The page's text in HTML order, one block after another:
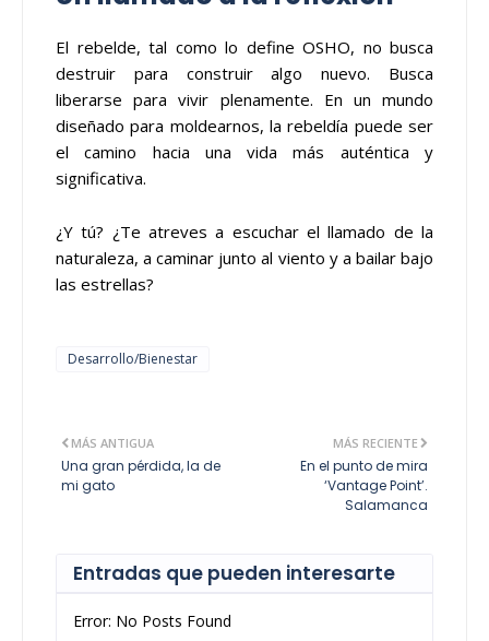
El rebelde, tal como lo define OSHO, no busca
destruir para construir algo nuevo. Busca
liberarse para vivir plenamente. En un mundo
diseñado para moldearnos, la rebeldía puede ser
el camino hacia una vida más auténtica y
significativa.
¿Y tú? ¿Te atreves a escuchar el llamado de la
naturaleza, a caminar junto al viento y a bailar bajo
las estrellas?
Desarrollo/Bienestar
MÁS RECIENTE
En el punto de mira
‘Vantage Point’.
Salamanca
MÁS ANTIGUA
Una gran pérdida, la de
mi gato
Entradas que pueden interesarte
Error: No Posts Found